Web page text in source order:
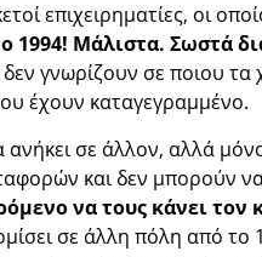
επιχειρηματίες, οι
1994! Μάλιστα. Σωστά
γνωρίζουν σε ποιου τα
έχουν καταγεγραμμένο.
σε άλλον, αλλά
και δεν μπορούν
να τους κάνει τον
σε άλλη πόλη από το